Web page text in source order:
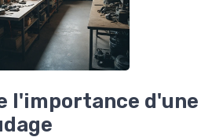
l'importance d'une